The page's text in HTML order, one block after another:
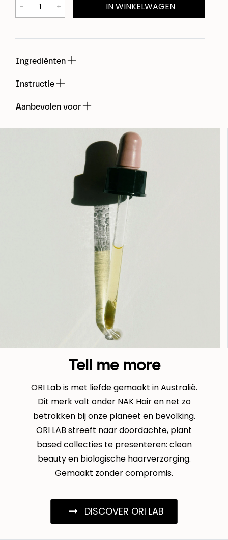
Ingrediënten
Instructie
Aanbevolen voor
IN WINKELWAGEN
Tell me more
ORI Lab is met liefde gemaakt in Australië.
Dit merk valt onder NAK Hair en net zo
betrokken bij onze planeet en bevolking.
ORI LAB streeft naar doordachte, plant
based collecties te presenteren: clean
beauty en biologische haarverzorging.
Gemaakt zonder compromis.
DISCOVER ORI LAB